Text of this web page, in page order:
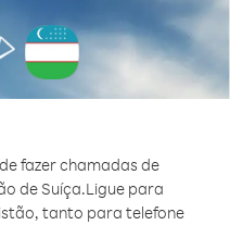
fazer chamadas de
de Suíça.Ligue para
tanto para telefone